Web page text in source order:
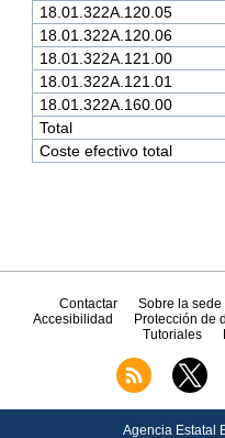
18.01.322A.120.05
18.01.322A.120.06
18.01.322A.121.00
18.01.322A.121.01
18.01.322A.160.00
Total
Coste efectivo total
Contactar Sobre la
Accesibilidad
Protección de
Tutoriales
Agencia Estatal